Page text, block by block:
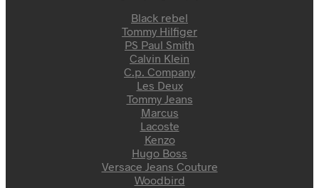
Black rebel
Tommy Hilfiger
PS Paul Smith
Calvin Klein
C.p. Company
Les Deux
Tommy Jeans
Marcus
Lacoste
Kenzo
Hugo Boss
Versace Jeans Couture
Woodbird